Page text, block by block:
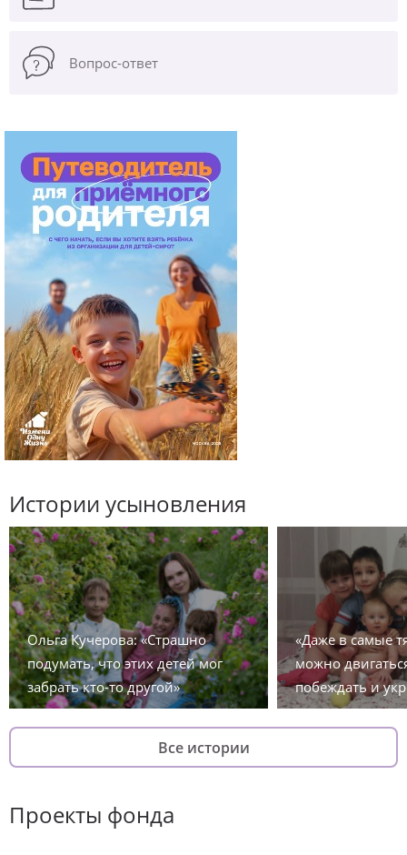
Вопрос-ответ
Истории усыновления
Ольга Кучерова: «Страшно
подумать, что этих детей мог
забрать кто-то другой»
«Даже в самые
можно
побеждать и
Все истории
Проекты фонда